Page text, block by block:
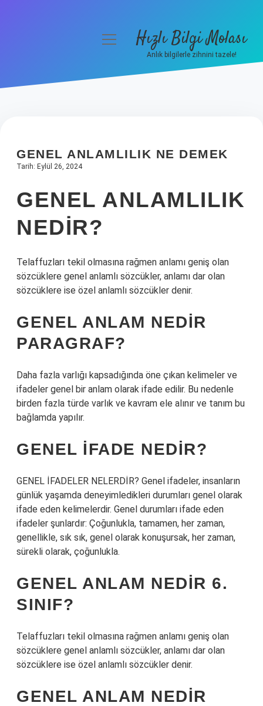
Hakkımızda
menüyüHızlı Bilgi Molası
Anlık bilgilerle zihnini tazele!
GENEL ANLAMLILIK NE DEMEK
Tarih: Eylül 26, 2024
GENEL ANLAMLILIK
NEDIR?
Telaffuzları tekil olmasına rağmen anlamı geniş olan
sözcüklere genel anlamlı sözcükler, anlamı dar olan
sözcüklere ise özel anlamlı sözcükler denir.
GENEL ANLAM NEDIR
PARAGRAF?
Daha fazla varlığı kapsadığında öne çıkan kelimeler ve
ifadeler genel bir anlam olarak ifade edilir. Bu nedenle
birden fazla türde varlık ve kavram ele alınır ve tanım bu
bağlamda yapılır.
GENEL IFADE NEDIR?
GENEL İFADELER NELERDİR? Genel ifadeler, insanların
günlük yaşamda deneyimledikleri durumları genel olarak
ifade eden kelimelerdir. Genel durumları ifade eden
ifadeler şunlardır: Çoğunlukla, tamamen, her zaman,
genellikle, sık sık, genel olarak konuşursak, her zaman,
sürekli olarak, çoğunlukla.
GENEL ANLAM NEDIR 6.
SINIF?
Telaffuzları tekil olmasına rağmen anlamı geniş olan
sözcüklere genel anlamlı sözcükler, anlamı dar olan
sözcüklere ise özel anlamlı sözcükler denir.
GENEL ANLAM NEDIR